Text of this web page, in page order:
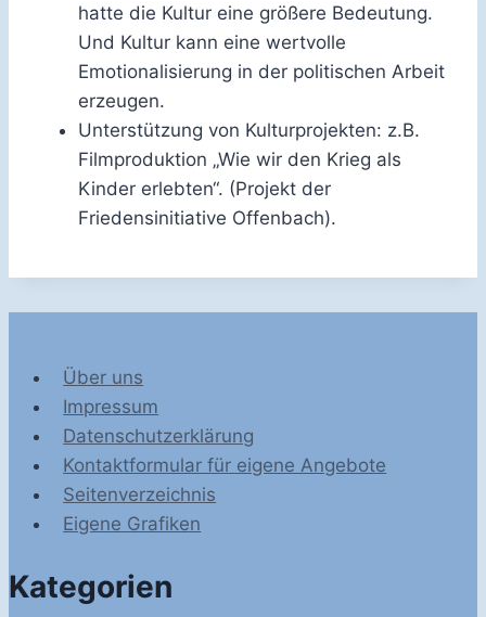
hatte die Kultur eine größere Bedeutung.
Und Kultur kann eine wertvolle
Emotionalisierung in der politischen Arbeit
erzeugen.
Unterstützung von Kulturprojekten: z.B.
Filmproduktion „Wie wir den Krieg als
Kinder erlebten“. (Projekt der
Friedensinitiative Offenbach).
Über uns
Impressum
Datenschutzerklärung
Kontaktformular für eigene Angebote
Seitenverzeichnis
Eigene Grafiken
Kategorien